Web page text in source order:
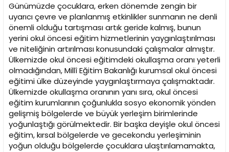
Günümüzde çocuklara, erken dönemde zengin bir
uyarıcı çevre ve planlanmış etkinlikler sunmanın ne denli
önemli olduğu tartışması artık geride kalmış, bunun
yerini okul öncesi eğitim hizmetlerinin yaygınlaştırılması
ve niteliğinin artırılması konusundaki çalışmalar almıştır.
Ülkemizde okul öncesi eğitimdeki okullaşma oranı yeterli
olmadığından, Millî Eğitim Bakanlığı kurumsal okul öncesi
eğitimi ülke düzeyinde yaygınlaştırmaya çalışmaktadır.
Ülkemizde okullaşma oranının yanı sıra, okul öncesi
eğitim kurumlarının çoğunlukla sosyo ekonomik yönden
gelişmiş bölgelerde ve büyük yerleşim birimlerinde
yoğunlaştığı görülmektedir. Bir başka deyişle okul öncesi
eğitim, kırsal bölgelerde ve gecekondu yerleşiminin
yoğun olduğu bölgelerde çocuklara ulaştırılamamakta,